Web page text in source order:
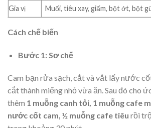
Gia vị
Muối, tiêu xay, giấm, bột ớt, bột
Cách chế biến
Bước 1: Sơ chế
Cam bạn rửa sạch, cắt và vắt lấy nước
cắt thành miếng nhỏ vừa ăn. Sau đó cho
thêm 1 muỗng canh tỏi, 1 muỗng cafe
nước cốt cam, ½ muỗng cafe tiêu rồi